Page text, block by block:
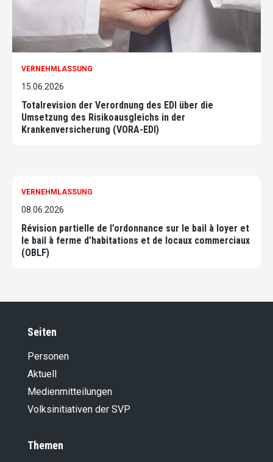
VERNEHMLASSUNG
15.06.2026
Totalrevision der Verordnung des EDI über die
Umsetzung des Risikoausgleichs in der
Krankenversicherung (VORA-EDI)
VERNEHMLASSUNG
08.06.2026
Révision partielle de l’ordonnance sur le bail à loyer et
le bail à ferme d’habitations et de locaux commerciaux
(OBLF)
Seiten
Personen
Aktuell
Medienmitteilungen
Volksinitiativen der SVP
Themen